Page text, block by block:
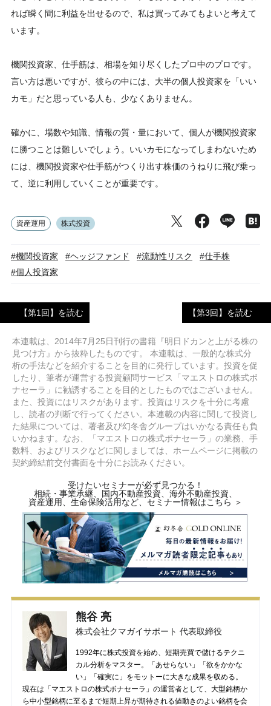
れば瞬く間に利益を出せるので、私は買ってみてもよいと考えて
います。
機関投資家、仕手筋は、相場を知り尽くしたプロ中のプロです。
言い方は悪いですが、彼らの中には、大半の個人投資家を「いい
カモ」だと思っている人も、少なくありません。
確かに、場数や知識、情報の質・量において、個人が機関投資家
に勝つことは難しいでしょう。いいカモになってしまわないため
には、機関投資家や仕手筋がつくり出す株価のうねりに飛び乗っ
て、逆に利用していくことが重要です。
資産運用 株式投資
#機関投資家 #ヘッジファンド #流動性リスク
#仕手株
#個人投資家
【第1回】を読む 【第3回】を読む
本連載は、2014年7月25日刊行の書籍『明日ドカンと上がる株の
見つけ方』から抜粋したものです。 本連載は、一般的な株式分
析の手法などを紹介することを目的に発行しています。投資を促
したり、筆者が運営する投資顧問サービス「マエストロの株式ボ
ナセーラ」に勧誘することを目的としたものではございません。
また、投資にはリスクがあります。投資はリスクを十分に考慮
し、読者の判断で行ってください。本連載の内容に関して投資し
た結果については、著者及び幻冬舎グループはいかなる責任も負
いかねます。なお、「マエストロの株式ボナセーラ」の業務、手
数料、およびリスクなどに関しましては、ホームページに掲載の
契約締結前交付書面を十分にお読みください。
受けたいセミナーが必ず見つかる！
相続・事業承継、国内不動産投資、海外不動産投資、
資産運用、生命保険活用など、セミナー情報はこちら ＞
熊谷 亮
株式会社クマガイサポート 代表取締役
1992年に株式投資を始め、短期売買で儲けるテクニ
カル分析をマスター。「あせらない」「欲をかかな
い」「確実に」をモットーに大きな成果を収める。
現在は「マエストロの株式ボナセーラ」の運営者として、大型銘柄か
ら中小型銘柄に至るまで短期上昇が期待される値動きのよい銘柄を会